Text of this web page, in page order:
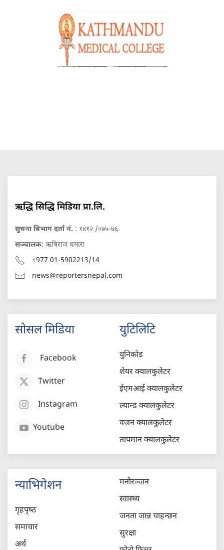
ऋद्धि सिद्धि मिडिया प्रा.लि.
सुचना बिभाग दर्ता नं. : १४१२ /०७५-७६
सञ्चालक: ऋषिराज धमला
+977 01-5902213/14
news@reportersnepal.com
सोसल मिडिया
Facebook
Twitter
Instagram
Youtube
युटिलिटि
युनिकोड
शेयर क्यालकुलेटर
ईएमआई क्यालकुलेटर
ल्यान्ड क्यालकुलेटर
वजन क्यालकुलेटर
तापमान क्यालकुलेटर
न्याभिगेशन
गृहपृष्‍ठ
समाचार
अर्थ
मनोरञ्जन
स्वास्थ्य
जनता जान्न चाहन्छन
सुरक्षा